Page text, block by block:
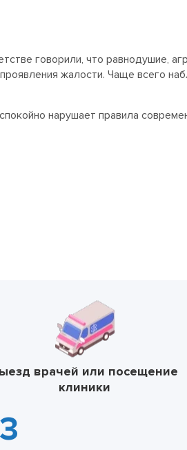
говорили, что равнодушие,
жалости. Чаще всего
нарушает правила
врачей или посещение
клиники